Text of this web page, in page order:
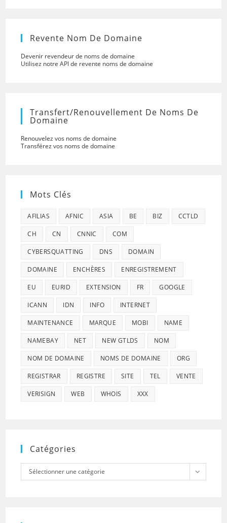
Revente Nom De Domaine
Devenir revendeur de noms de domaine
Utilisez notre API de revente noms de domaine
Transfert/renouvellement De Noms De
Domaine
Renouvelez vos noms de domaine
Transférez vos noms de domaine
Mots Clés
AFILIAS AFNIC ASIA BE BIZ CCTLD
CH CN CNNIC COM
CYBERSQUATTING DNS DOMAIN
DOMAINE ENCHÈRES ENREGISTREMENT
EU EURID EXTENSION FR GOOGLE
ICANN IDN INFO INTERNET
MAINTENANCE MARQUE MOBI NAME
NAMEBAY NET NEW GTLDS NOM
NOM DE DOMAINE NOMS DE DOMAINE ORG
REGISTRAR REGISTRE SITE TEL VENTE
VERISIGN WEB WHOIS XXX
Catégories
Catégories
Sélectionner une catégorie